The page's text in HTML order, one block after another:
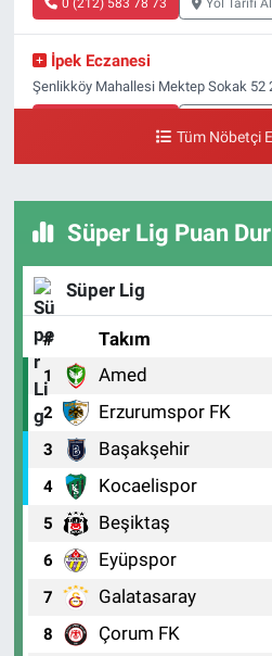
0 (212) 583 78 73 Yol Tarifi Al
İpek Eczanesi
Şenlikköy Mahallesi Mektep Sokak 52
Yeşilyurt Mahallesi Ekin Sokak 21B
0 (212) 573 70 76 Yol Tarifi Al
Tüm Nöbetçi
Süper Lig Puan
Süper Lig
# Takım
1 Amed
2 Erzurumspor FK
3 Başakşehir
4 Kocaelispor
5 Beşiktaş
6 Eyüpspor
7 Galatasaray
8 Çorum FK